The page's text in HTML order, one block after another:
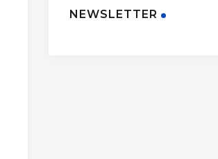
NEWSLETTER